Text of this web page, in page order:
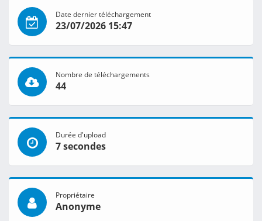
Date dernier téléchargement
23/07/2026 15:47
Nombre de téléchargements
44
Durée d'upload
7 secondes
Propriétaire
Anonyme